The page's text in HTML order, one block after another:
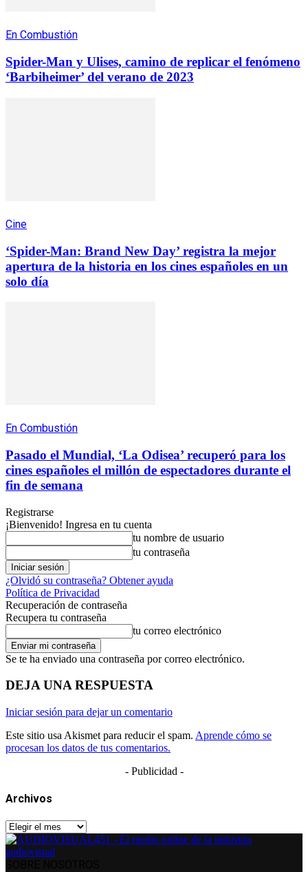
En Combustión
Spider-Man y Ulises, camino de replicar el fenómeno
‘Barbiheimer’ del verano de 2023
Cine
‘Spider-Man: Brand New Day’ registra la mejor
apertura de la historia en los cines españoles en un
solo día
En Combustión
Pasado el Mundial, ‘La Odisea’ recuperó para los
cines españoles el millón de espectadores durante el
fin de semana
Registrarse
¡Bienvenido! Ingresa en tu cuenta
tu nombre de usuario
tu contraseña
¿Olvidó su contraseña? Obtener ayuda
Política de Privacidad
Recuperación de contraseña
Recupera tu contraseña
tu correo electrónico
Se te ha enviado una contraseña por correo electrónico.
DEJA UNA RESPUESTA
Iniciar sesión para dejar un comentario
Este sitio usa Akismet para reducir el spam. Aprende cómo se
procesan los datos de tus comentarios.
- Publicidad -
Archivos
Archivos